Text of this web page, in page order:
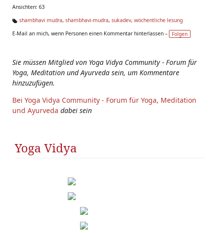
Ansichten: 63
g
shambhavi mudra, shambhavi-mudra, sukadev, wöchentliche lesung
E-Mail an mich, wenn Personen einen Kommentar hinterlassen –
Folgen
Sie müssen Mitglied von Yoga Vidya Community - Forum für
Yoga, Meditation und Ayurveda sein, um Kommentare
hinzuzufügen.
Bei Yoga Vidya Community - Forum für Yoga, Meditation
und Ayurveda dabei sein
Yoga Vidya